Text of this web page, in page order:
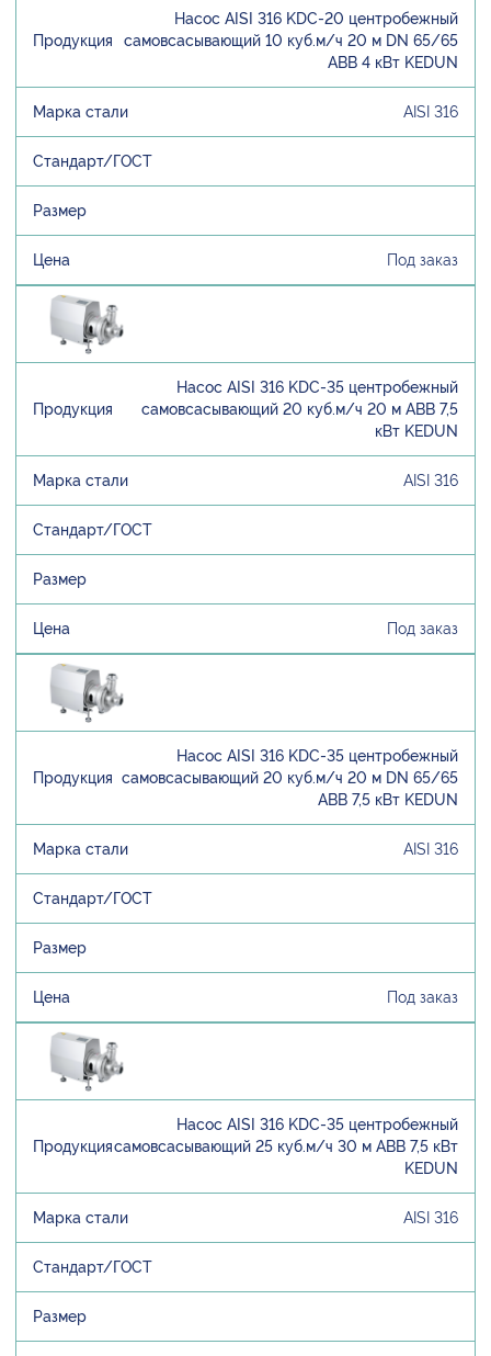
Насос AISI 316 KDC-20 центробежный
самовсасывающий 10 куб.м/ч 20 м DN 65/65
ABB 4 кВт KEDUN
AISI 316
Под заказ
Насос AISI 316 KDC-35 центробежный
самовсасывающий 20 куб.м/ч 20 м ABB 7,5
кВт KEDUN
AISI 316
Под заказ
Насос AISI 316 KDC-35 центробежный
самовсасывающий 20 куб.м/ч 20 м DN 65/65
ABB 7,5 кВт KEDUN
AISI 316
Под заказ
Насос AISI 316 KDC-35 центробежный
самовсасывающий 25 куб.м/ч 30 м ABB 7,5 кВт
KEDUN
AISI 316